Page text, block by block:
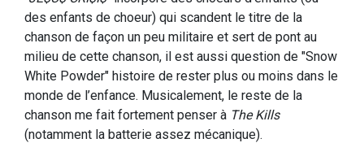
des enfants de choeur) qui scandent le titre de la
chanson de façon un peu militaire et sert de pont au
milieu de cette chanson, il est aussi question de "Snow
White Powder" histoire de rester plus ou moins dans le
monde de l’enfance. Musicalement, le reste de la
chanson me fait fortement penser à The Kills
(notamment la batterie assez mécanique).